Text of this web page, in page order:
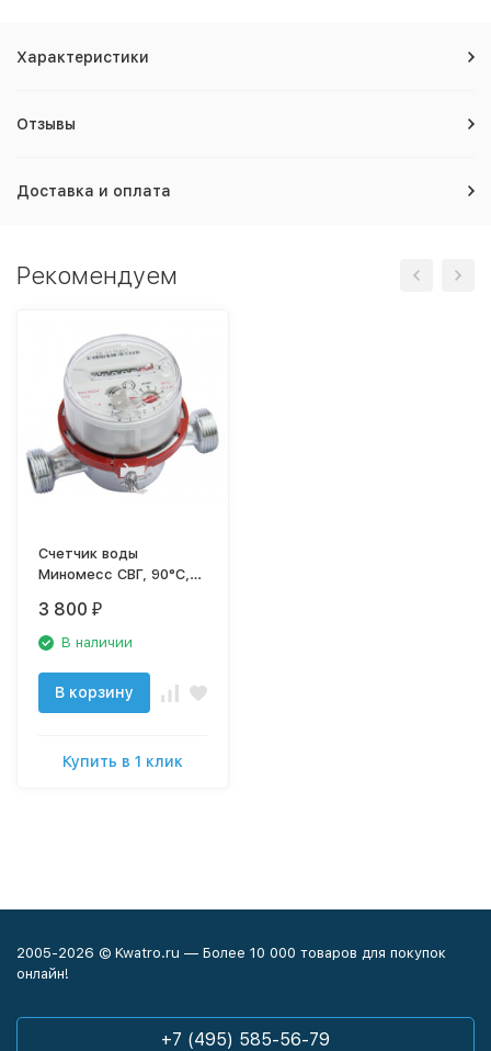
Характеристики
Отзывы
Доставка и оплата
Рекомендуем
Счетчик воды
Миномесс СВГ, 90°C,
mm, R7, 1/10L, с
присоединителями
3 800 ₽
В наличии
В корзину
Купить в 1 клик
2005-2026 © Kwatro.ru — Более 10 000 товаров для покупок
онлайн!
+7 (495) 585-56-79